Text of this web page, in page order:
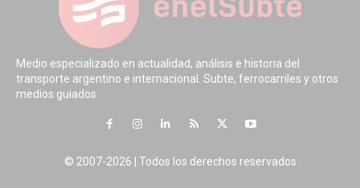
Medio especializado en actualidad, análisis e historia del
transporte argentino e internacional. Subte, ferrocarriles y otros
medios guiados.
© 2007-2026 | Todos los derechos reservados